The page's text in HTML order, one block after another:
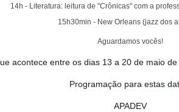
14h - Literatura: leitura de "Crônicas" com a
15h30min - New Orleans (jazz dos
Aguardamos vocês!
acontece entre os dias 13 a 20 de maio
Programação para estas
APADEV